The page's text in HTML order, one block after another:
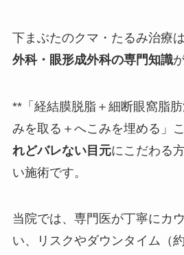
下まぶたのクマ・たるみ治療は
外科・眼形成外科の専門知識
**「経結膜脱脂＋細断眼窩脂
みを取る＋へこみを埋める」こ
れどバレない目元にこだわる
い施術です。
当院では、専門医が丁寧にカ
い、リスクやダウンタイム（